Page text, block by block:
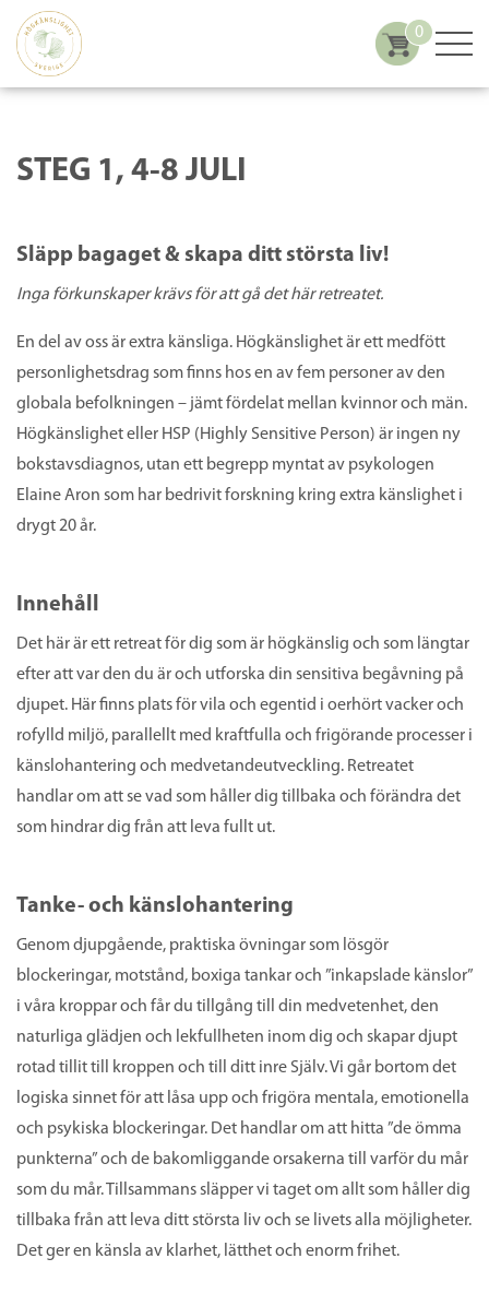
0
STEG 1, 4-8 JULI
Släpp bagaget & skapa ditt största liv!
Inga förkunskaper krävs för att gå det här retreatet.
En del av oss är extra känsliga. Högkänslighet är ett medfött
personlighetsdrag som finns hos en av fem personer av den
globala befolkningen – jämt fördelat mellan kvinnor och män.
Högkänslighet eller HSP (Highly Sensitive Person) är ingen ny
bokstavsdiagnos, utan ett begrepp myntat av psykologen
Elaine Aron som har bedrivit forskning kring extra känslighet i
drygt 20 år.
Innehåll
Det här är ett retreat för dig som är högkänslig och som längtar
efter att var den du är och utforska din sensitiva begåvning på
djupet. Här finns plats för vila och egentid i oerhört vacker och
rofylld miljö, parallellt med kraftfulla och frigörande processer i
känslohantering och medvetandeutveckling. Retreatet
handlar om att se vad som håller dig tillbaka och förändra det
som hindrar dig från att leva fullt ut.
Tanke- och känslohantering
Genom djupgående, praktiska övningar som lösgör
blockeringar, motstånd, boxiga tankar och ”inkapslade känslor”
i våra kroppar och får du tillgång till din medvetenhet, den
naturliga glädjen och lekfullheten inom dig och skapar djupt
rotad tillit till kroppen och till ditt inre Själv. Vi går bortom det
logiska sinnet för att låsa upp och frigöra mentala, emotionella
och psykiska blockeringar. Det handlar om att hitta ”de ömma
punkterna” och de bakomliggande orsakerna till varför du mår
som du mår. Tillsammans släpper vi taget om allt som håller dig
tillbaka från att leva ditt största liv och se livets alla möjligheter.
Det ger en känsla av klarhet, lätthet och enorm frihet.